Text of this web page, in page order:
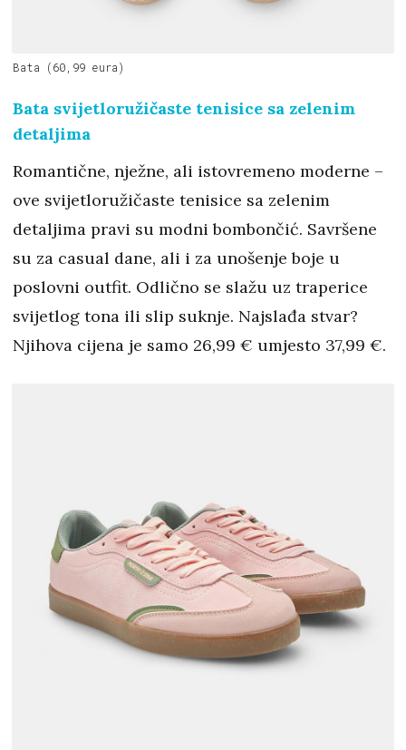
Bata (60,99 eura)
Bata svijetloružičaste tenisice sa zelenim
detaljima
Romantične, nježne, ali istovremeno moderne –
ove svijetloružičaste tenisice sa zelenim
detaljima pravi su modni bombončić. Savršene
su za casual dane, ali i za unošenje boje u
poslovni outfit. Odlično se slažu uz traperice
svijetlog tona ili slip suknje. Najslađa stvar?
Njihova cijena je samo 26,99 € umjesto 37,99 €.